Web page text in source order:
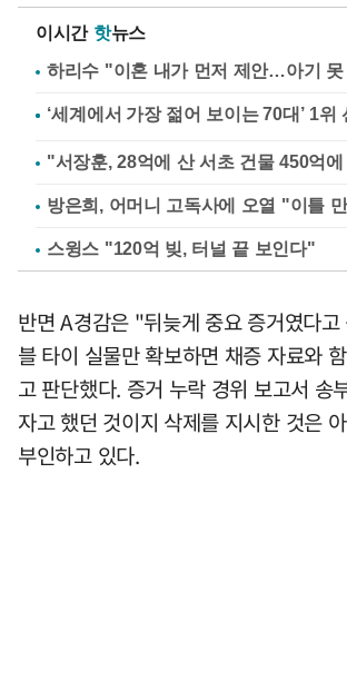
이시간 핫뉴스
하리수 "이혼 내가 먼저 제안…아기
"서장훈, 28억에 산 서초 건물 450억
방은희, 어머니 고독사에 오열 "이틀
스윙스 "120억 빚, 터널 끝 보인다"
반면 A경감은 "뒤늦게 중요 증거였다고
블 타이 실물만 확보하면 채증 자료와
고 판단했다. 증거 누락 경위 보고서 송
자고 했던 것이지 삭제를 지시한 것은
부인하고 있다.